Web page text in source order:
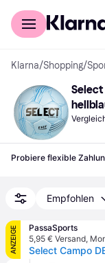
Für Shopper
Klarna/Shopping/
Select
Probiere flexible
Empfohlen
ANZEIGE
PassaSports
5,95 € Versand,
Select Campo